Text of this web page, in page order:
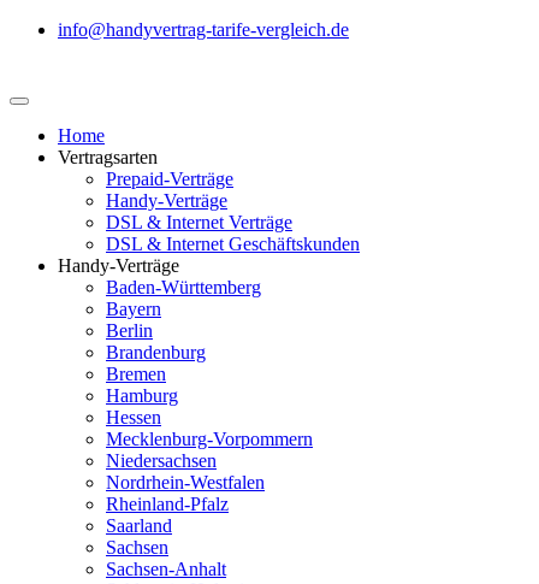
info@handyvertrag-tarife-vergleich.de
Home
Vertragsarten
Prepaid-Verträge
Handy-Verträge
DSL & Internet Verträge
DSL & Internet Geschäftskunden
Handy-Verträge
Baden-Württemberg
Bayern
Berlin
Brandenburg
Bremen
Hamburg
Hessen
Mecklenburg-Vorpommern
Niedersachsen
Nordrhein-Westfalen
Rheinland-Pfalz
Saarland
Sachsen
Sachsen-Anhalt